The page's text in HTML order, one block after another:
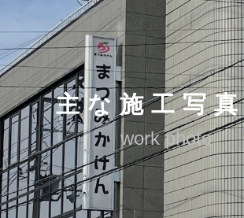
主な施工写
work photo